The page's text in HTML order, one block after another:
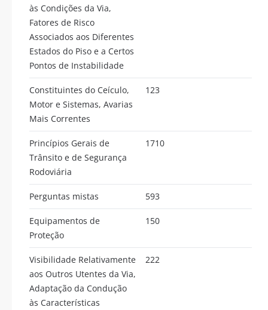
às Condições da Via,
Fatores de Risco
Associados aos Diferentes
Estados do Piso e a Certos
Pontos de Instabilidade
Constituintes do Ceículo,
Motor e Sistemas, Avarias
Mais Correntes
123
Princípios Gerais de
Trânsito e de Segurança
Rodoviária
1710
Perguntas mistas 593
Equipamentos de
Proteção
150
Visibilidade Relativamente
aos Outros Utentes da Via,
Adaptação da Condução
às Características
222